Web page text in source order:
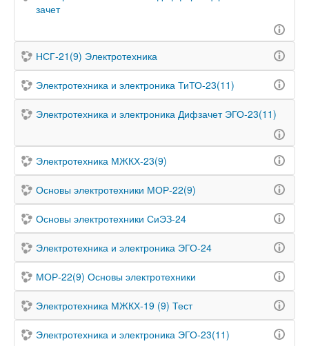
зачет
НСГ-21(9) Электротехника
Электротехника и электроника ТиТО-23(11)
Электротехника и электроника Дифзачет ЭГО-23(11)
Электротехника МЖКХ-23(9)
Основы электротехники МОР-22(9)
Основы электротехники СиЭЗ-24
Электротехника и электроника ЭГО-24
МОР-22(9) Основы электротехники
Электротехника МЖКХ-19 (9) Тест
Электротехника и электроника ЭГО-23(11)